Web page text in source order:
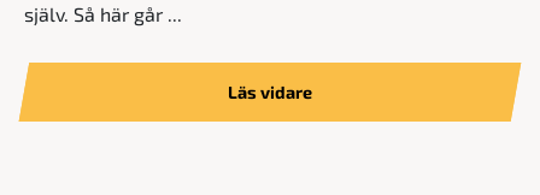
själv. Så här går ...
Läs vidare